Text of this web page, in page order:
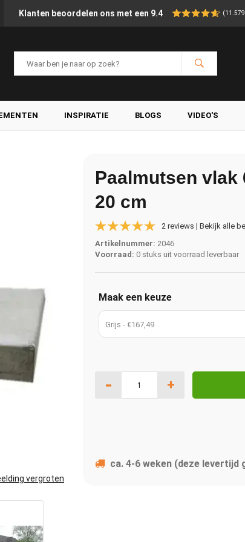
Klanten beoordelen ons met een 9.4
INSPIRATIE BLOGS VIDEO'S
vergroten
Paalmutsen vlak
20 cm
2 reviews | Bekijk alle
Artikelnummer: 2046
Voorraad: 0 stuks uit voorraad leverbaar
Maak een keuze
Grijs - €167,49
- +
ca. 4-6 weken (deze